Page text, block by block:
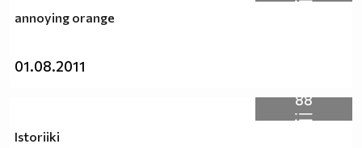
annoying orange
01.08.2011
88
Istoriiki